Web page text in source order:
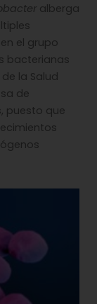
alberga
el grupo
bacterianas
la Salud
de
puesto que